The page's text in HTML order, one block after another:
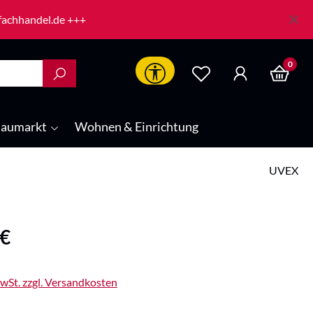
+++
Werkzeugleiste anzeigen
0
Wohnen & Einrichtung
UVEX
zzgl. Versandkosten